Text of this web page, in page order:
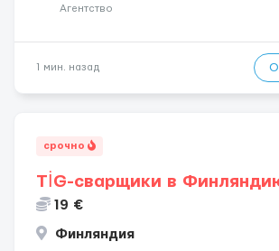
Агентство
1 мин. назад
срочно
TİG-сварщики в
19 €
Финляндия